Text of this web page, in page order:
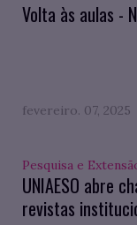
Volta às aulas -
fevereiro. 07, 2025
Pesquisa e
UNIAESO abre
revistas